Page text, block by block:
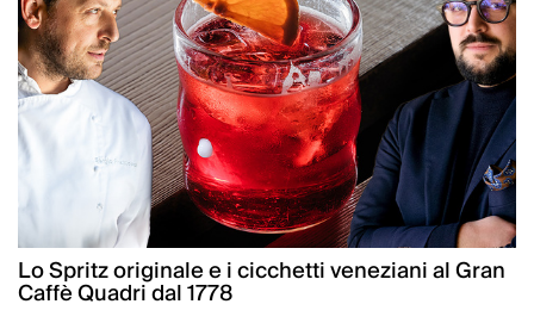
Lo Spritz originale e i cicchetti veneziani al Gran
Caffè Quadri dal 1778